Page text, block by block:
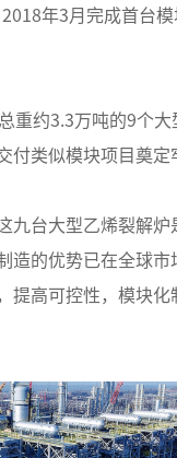
年3月完成首台
约3.3万吨的9个
付类似模块项目奠定
大型乙烯裂解
的优势已在全球
提高可控性，模